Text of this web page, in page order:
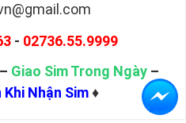
- 02736.55.9999
– Giao Sim Trong Ngày –
Nhận Sim♦